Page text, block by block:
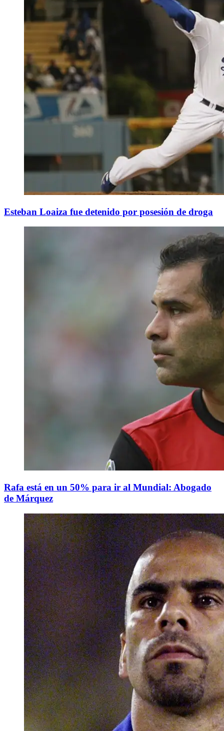
Esteban Loaiza fue detenido por posesión de droga
Rafa está en un 50% para ir al Mundial: Abogado
de Márquez